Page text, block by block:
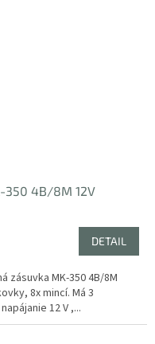
350 4B/8M 12V
DETAIL
zásuvka MK-350 4B/8M
8x mincí. Má 3
12 V ,...